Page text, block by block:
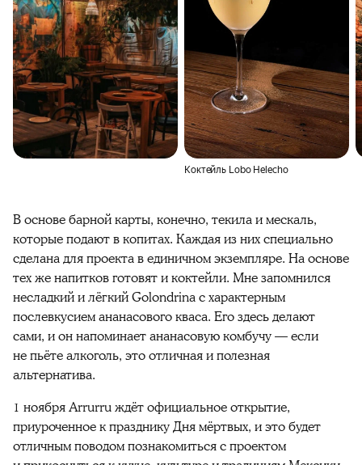
Коктейль Lobo Helecho
В основе барной карты, конечно, текила и мескаль,
которые подают в копитах. Каждая из них специально
сделана для проекта в единичном экземпляре. На основе
тех же напитков готовят и коктейли. Мне запомнился
несладкий и лёгкий Golondrina с характерным
послевкусием ананасового кваса. Его здесь делают
сами, и он напоминает ананасовую комбучу — если
не пьёте алкоголь, это отличная и полезная
альтернатива.
1 ноября Arrurru ждёт официальное открытие,
приуроченное к празднику Дня мёртвых, и это будет
отличным поводом познакомиться с проектом